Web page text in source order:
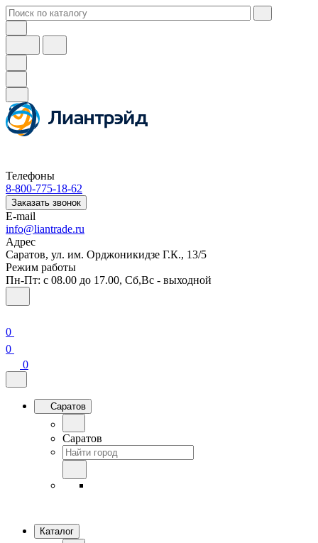
Телефоны
8-800-775-18-62
Заказать звонок
E-mail
info@liantrade.ru
Адрес
Саратов, ул. им. Орджоникидзе Г.К., 13/5
Режим работы
Пн-Пт: c 08.00 до 17.00, Cб,Вс - выходной
0
0
0
Саратов
Саратов
Каталог